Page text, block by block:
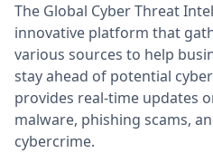
The Global Cyber Threat
innovative platform that
various sources to help
stay ahead of potential
provides real-time updates
malware, phishing scams,
cybercrime.